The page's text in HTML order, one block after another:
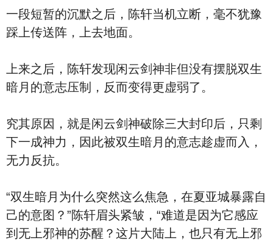
一段短暂的沉默之后，陈轩当机立断，毫不犹豫
踩上传送阵，上去地面。
上来之后，陈轩发现闲云剑神非但没有摆脱双生
暗月的意志压制，反而变得更虚弱了。
究其原因，就是闲云剑神破除三大封印后，只剩
下一成神力，因此被双生暗月的意志趁虚而入，
无力反抗。
“双生暗月为什么突然这么焦急，在夏亚城暴露自
己的意图？”陈轩眉头紧皱，“难道是因为它感应
到无上邪神的苏醒？这片大陆上，也只有无上邪